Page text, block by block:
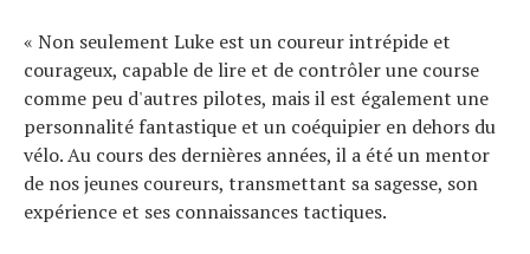
« Non seulement Luke est un coureur intrépide et
courageux, capable de lire et de contrôler une course
comme peu d'autres pilotes, mais il est également une
personnalité fantastique et un coéquipier en dehors du
vélo. Au cours des dernières années, il a été un mentor
de nos jeunes coureurs, transmettant sa sagesse, son
expérience et ses connaissances tactiques.